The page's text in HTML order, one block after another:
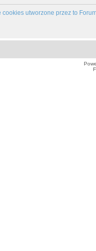
utworzone przez to